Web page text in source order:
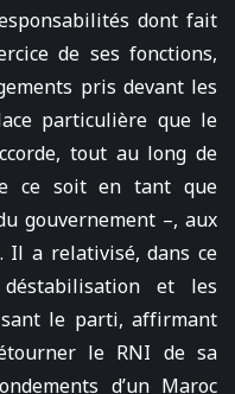
dont fait
de ses fonctions,
pris devant les
particulière que le
tout au long de
ce soit en tant que
gouvernement –, aux
Il a relativisé, dans ce
et les
le parti, affirmant
le RNI de sa
d’un Maroc